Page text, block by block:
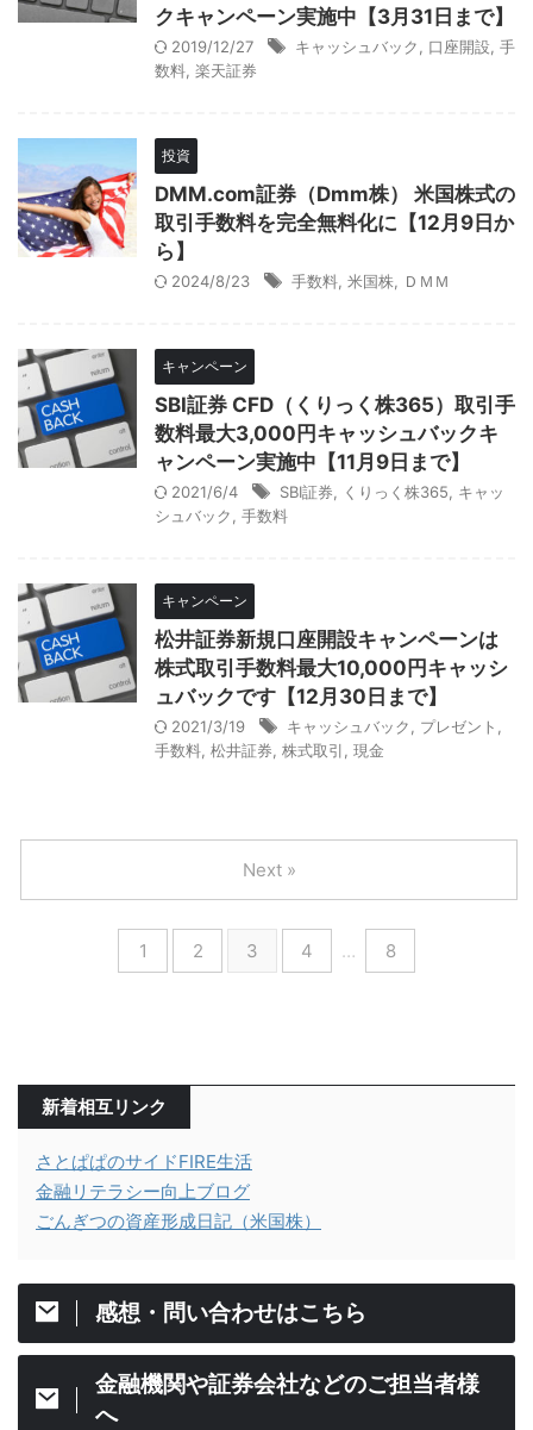
クキャンペーン実施中【3月31日まで】
2019/12/27 キャッシュバック 口座開設 手
数料 楽天証券
投資
DMM.com証券（Dmm株） 米国株式の
取引手数料を完全無料化に【12月9日か
ら】
2024/8/23 手数料 米国株 ＤＭＭ
キャンペーン
SBI証券 CFD（くりっく株365）取引手
数料最大3,000円キャッシュバックキ
ャンペーン実施中【11月9日まで】
2021/6/4 SBI証券 くりっく株365
キャッ
シュバック
手数料
キャンペーン
松井証券新規口座開設キャンペーンは
株式取引手数料最大10,000円キャッシ
ュバックです【12月30日まで】
2021/3/19 キャッシュバック プレゼント
手数料 松井証券 株式取引 現金
1 2 3 4 … 8
Next »
新着相互リンク
さとぱぱのサイドFIRE生活
金融リテラシー向上ブログ
ごんぎつの資産形成日記（米国株）
感想・問い合わせはこちら
金融機関や証券会社などのご担当者様
へ